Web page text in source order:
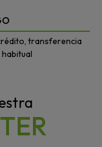
transferencia